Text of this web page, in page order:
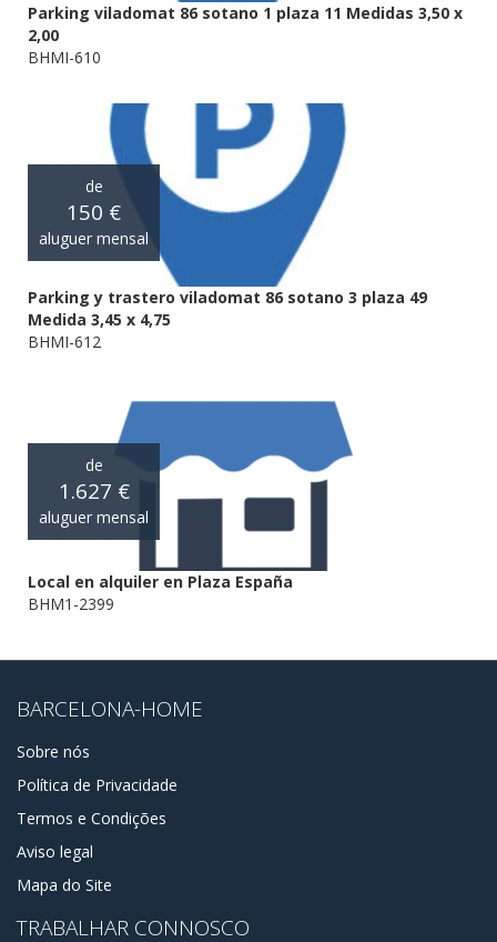
Parking viladomat 86 sotano 1 plaza 11 Medidas 3,50 x
2,00
BHMI-610
de
150 €
aluguer mensal
Parking y trastero viladomat 86 sotano 3 plaza 49
Medida 3,45 x 4,75
BHMI-612
de
1.627 €
aluguer mensal
Local en alquiler en Plaza España
BHM1-2399
BARCELONA-HOME
Sobre nós
Política de Privacidade
Termos e Condições
Aviso legal
Mapa do Site
TRABALHAR CONNOSCO